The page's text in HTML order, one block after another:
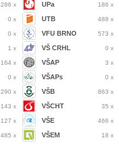
286 x
0 x
0 x
1 x
164 x
0 x
290 x
143 x
127 x
485 x
UPa 186 x
UTB 488 x
VFU BRNO 573 x
VŠ CRHL 0 x
VŠAP 3 x
VŠAPs 0 x
VŠB 863 x
VŠCHT 35 x
VŠE 466 x
VŠEM 18 x